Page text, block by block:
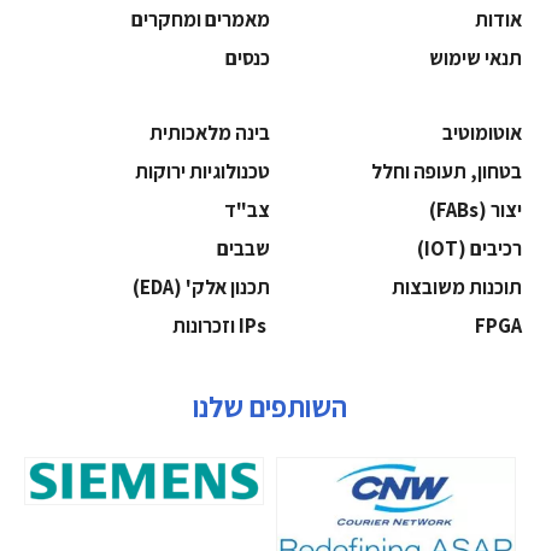
אודות
מאמרים ומחקרים
תנאי שימוש
כנסים
אוטומוטיב
בינה מלאכותית
בטחון, תעופה וחלל
‫טכנולוגיות ירוקות‬
‫יצור (‪(FABs‬‬
‫צב"ד‬
‫רכיבים‬ (IOT)
‫שבבים‬
‫תוכנות משובצות‬
‫תכנון אלק' (‪(EDA‬‬
‫‪FPGA‬‬
השותפים שלנו